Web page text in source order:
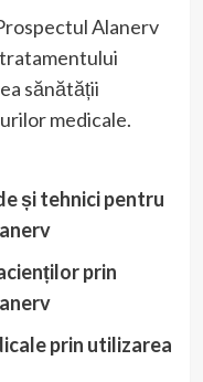
Alanerv
sănătății
medicale.
și tehnici pentru
prin
prin utilizarea